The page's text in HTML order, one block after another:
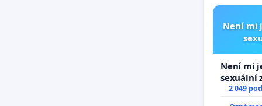
Není mi
Není mi
sexuální
2 049